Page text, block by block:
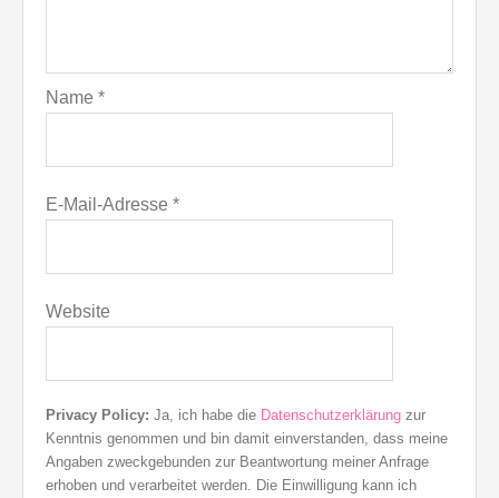
Name *
E-Mail-Adresse *
Website
Privacy Policy: Ja, ich habe die Datenschutzerklärung zur
Kenntnis genommen und bin damit einverstanden, dass meine
Angaben zweckgebunden zur Beantwortung meiner Anfrage
erhoben und verarbeitet werden. Die Einwilligung kann ich